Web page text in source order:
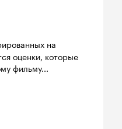
на
оценки, которые
фильму...